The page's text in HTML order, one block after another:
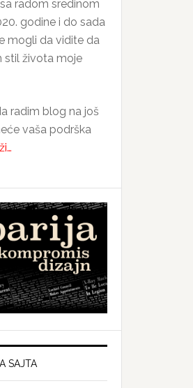
radom sredinom
godine i do sada
mogli da vidite da
stil života moje
radim blog na još
vaša podrška
SAJTA